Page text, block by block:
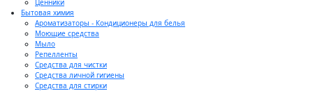
Ценники
Бытовая химия
Ароматизаторы - Кондиционеры для белья
Моющие средства
Мыло
Репелленты
Средства для чистки
Средства личной гигиены
Средства для стирки